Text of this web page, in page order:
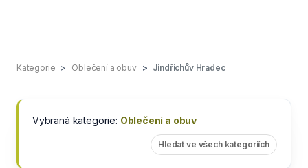
Kategorie Oblečení a obuv Jindřichův Hradec
Vybraná kategorie: Oblečení a obuv
Hledat ve všech kategoriích